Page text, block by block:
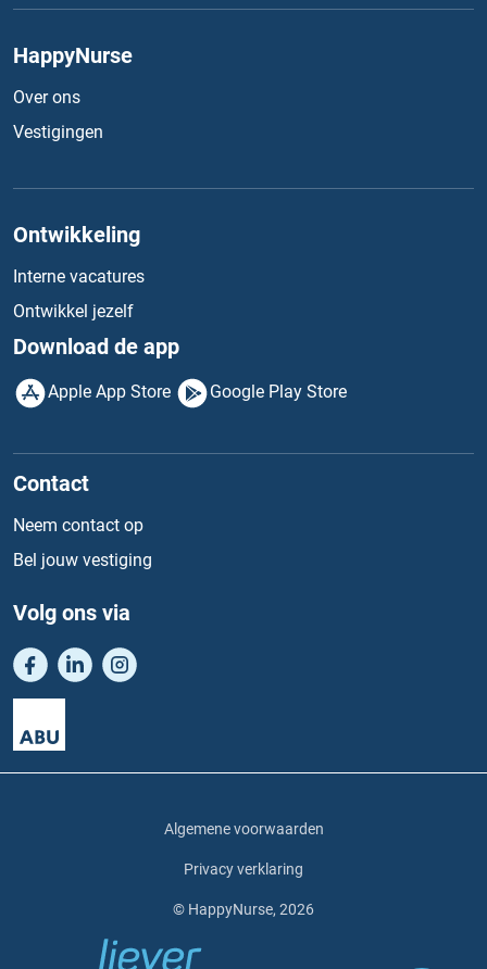
HappyNurse
Over ons
Vestigingen
Ontwikkeling
Interne vacatures
Ontwikkel jezelf
Download de app
Apple App Store Google Play Store
Contact
Neem contact op
Bel jouw vestiging
Volg ons via
Algemene voorwaarden
Privacy verklaring
© HappyNurse, 2026